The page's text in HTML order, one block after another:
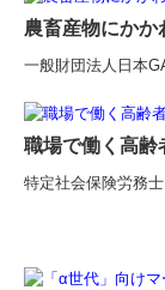
農畜産物にか
一般財団法人日本
職場で働く高齢
特定社会保険労務